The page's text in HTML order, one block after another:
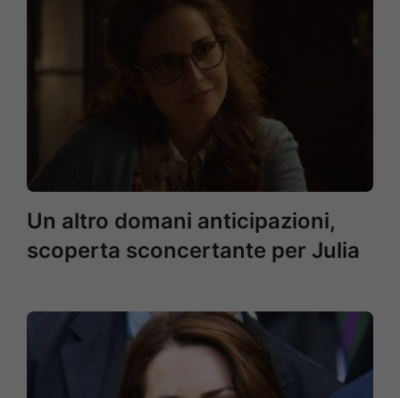
Un altro domani anticipazioni,
scoperta sconcertante per Julia